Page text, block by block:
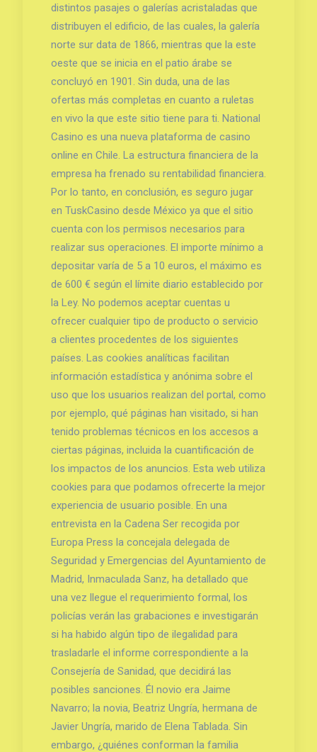
distintos pasajes o galerías acristaladas que
distribuyen el edificio, de las cuales, la galería
norte sur data de 1866, mientras que la este
oeste que se inicia en el patio árabe se
concluyó en 1901. Sin duda, una de las
ofertas más completas en cuanto a ruletas
en vivo la que este sitio tiene para ti. National
Casino es una nueva plataforma de casino
online en Chile. La estructura financiera de la
empresa ha frenado su rentabilidad financiera.
Por lo tanto, en conclusión, es seguro jugar
en TuskCasino desde México ya que el sitio
cuenta con los permisos necesarios para
realizar sus operaciones. El importe mínimo a
depositar varía de 5 a 10 euros, el máximo es
de 600 € según el límite diario establecido por
la Ley. No podemos aceptar cuentas u
ofrecer cualquier tipo de producto o servicio
a clientes procedentes de los siguientes
países. Las cookies analíticas facilitan
información estadística y anónima sobre el
uso que los usuarios realizan del portal, como
por ejemplo, qué páginas han visitado, si han
tenido problemas técnicos en los accesos a
ciertas páginas, incluida la cuantificación de
los impactos de los anuncios. Esta web utiliza
cookies para que podamos ofrecerte la mejor
experiencia de usuario posible. En una
entrevista en la Cadena Ser recogida por
Europa Press la concejala delegada de
Seguridad y Emergencias del Ayuntamiento de
Madrid, Inmaculada Sanz, ha detallado que
una vez llegue el requerimiento formal, los
policías verán las grabaciones e investigarán
si ha habido algún tipo de ilegalidad para
trasladarle el informe correspondiente a la
Consejería de Sanidad, que decidirá las
posibles sanciones. Él novio era Jaime
Navarro; la novia, Beatriz Ungría, hermana de
Javier Ungría, marido de Elena Tablada. Sin
embargo, ¿quiénes conforman la familia